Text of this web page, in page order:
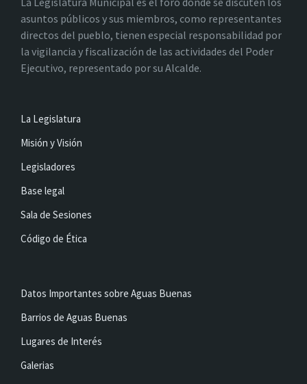
asuntos públicos y sus miembros, como representantes
directos del pueblo, tienen especial responsabilidad por
la vigilancia y fiscalización de las actividades del Poder
Ejecutivo, representado por su Alcalde.
La Legislatura
Misión y Visión
Legisladores
Base legal
Sala de Sesiones
Código de Ética
Datos Importantes sobre Aguas Buenas
Barrios de Aguas Buenas
Lugares de Interés
Galerias